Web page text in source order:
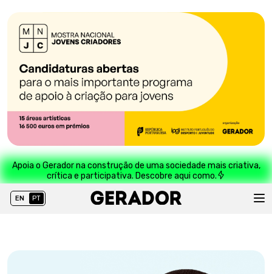
Apoia o Gerador na construção de uma sociedade mais criativa,
crítica e participativa. Descobre aqui como.
EN PT